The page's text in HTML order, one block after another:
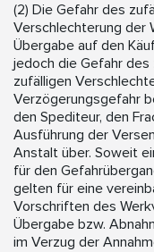
(2) Die Gefahr des
Verschlechterung der
Übergabe auf den
jedoch die Gefahr
zufälligen
Verzögerungsgefahr
den Spediteur, den
Ausführung der
Anstalt über. Soweit
für den
gelten für eine
Vorschriften des
Übergabe bzw.
im Verzug der